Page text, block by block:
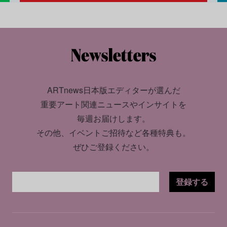
ARTnews日本版エディターが選んだ
重要アート関連ニュースやインサイトを
毎週お届けします。
その他、イベントご招待など各種特典も。
ぜひご登録ください。
登録する